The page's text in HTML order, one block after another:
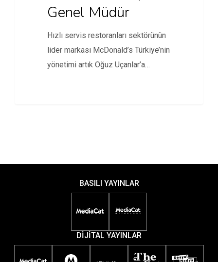
Genel Müdür
Hızlı servis restoranları sektörünün
lider markası McDonald’s Türkiye’nin
yönetimi artık Oğuz Uçanlar’a
BASILI YAYINLAR
DİJİTAL YAYINLAR